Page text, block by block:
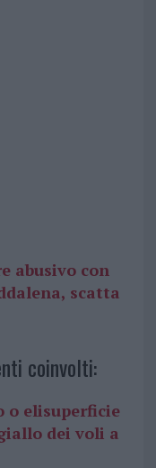
abusivo con
scatta
coinvolti:
o elisuperficie
dei voli a